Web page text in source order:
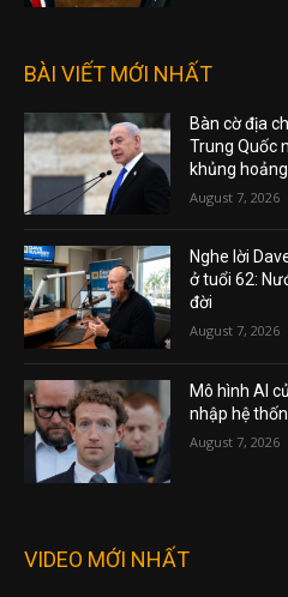
BÀI VIẾT MỚI NHẤT
Bàn cờ địa
Trung Quốc
khủng
August 7, 2026
Nghe lời
ở tuổi 62:
đời
August 7, 2026
Mô hình AI
nhập hệ
August 7, 2026
VIDEO MỚI NHẤT